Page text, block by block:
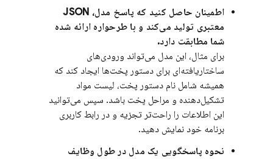
اطمینان حاصل کنید که پاسخ مدل، JSON
معتبری تولید می‌کند و با طرحواره ارائه شده
شما مطابقت دارد.
برای مثال، این مدل می‌تواند ورودی‌های
ساختاریافته‌ای برای دستور پخت‌ها ایجاد کند که
همیشه شامل نام دستور پخت، لیست مواد
تشکیل‌دهنده و مراحل پخت باشد. سپس می‌توانید
این اطلاعات را راحت‌تر تجزیه و در رابط کاربری
برنامه خود نمایش دهید.
نحوه پاسخگویی یک مدل در طول وظایف